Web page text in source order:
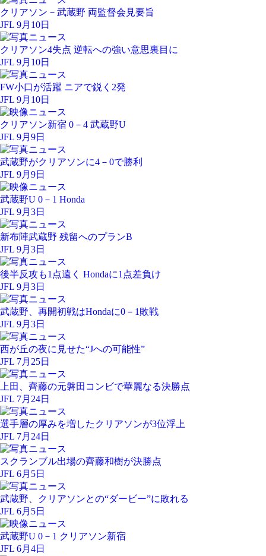
クリアソン－武蔵野 両監督会見要旨
JFL 9月10日
クリアソン4失点 逆転への強い意思裏目に
JFL 9月10日
FW小口が活躍 ニアで鋭く2発
JFL 9月10日
クリアソン新宿 0－4 武蔵野U
JFL 9月9日
武蔵野がクリアソンに4－0で勝利
JFL 9月9日
武蔵野U 0－1 Honda
JFL 9月3日
新布陣武蔵野 残留へのプランB
JFL 9月3日
後半反攻も1点遠く Hondaに1点差負け
JFL 9月3日
武蔵野、再開初戦はHondaに0－1敗戦
JFL 9月3日
西が丘の夜に見せた“Jへの可能性”
JFL 7月25日
上田、齊藤の元磐田コンビで華麗なる決勝点
JFL 7月24日
選手層の厚みを増したクリアソンが3位浮上
JFL 7月24日
スクランブル出場の齊藤和樹が決勝点
JFL 6月5日
武蔵野、クリアソンとの“ダービー”に敗れる
JFL 6月5日
武蔵野U 0－1 クリアソン新宿
JFL 6月4日